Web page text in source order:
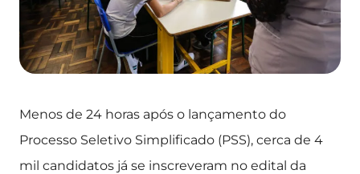
Menos de 24 horas após o lançamento do
Processo Seletivo Simplificado (PSS), cerca de 4
mil candidatos já se inscreveram no edital da